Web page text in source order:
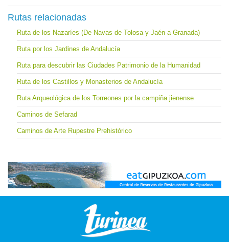
Rutas relacionadas
Ruta de los Nazaríes (De Navas de Tolosa y Jaén a Granada)
Ruta por los Jardines de Andalucía
Ruta para descubrir las Ciudades Patrimonio de la Humanidad
Ruta de los Castillos y Monasterios de Andalucía
Ruta Arqueológica de los Torreones por la campiña jienense
Caminos de Sefarad
Caminos de Arte Rupestre Prehistórico